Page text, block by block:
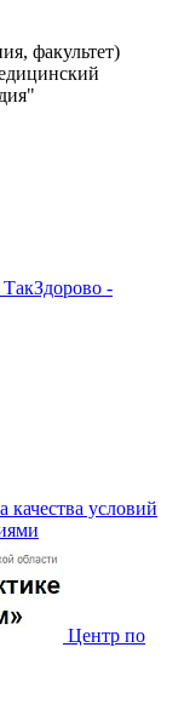
факультет)
ТакЗдорово -
качества условий
Центр по